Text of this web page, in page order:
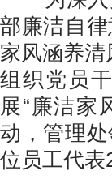
部廉洁自
家风涵养
组织党员
展“廉洁家
动，管理
位员工代表